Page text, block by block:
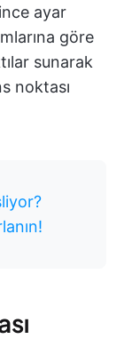
ayar
göre
sunarak
noktası